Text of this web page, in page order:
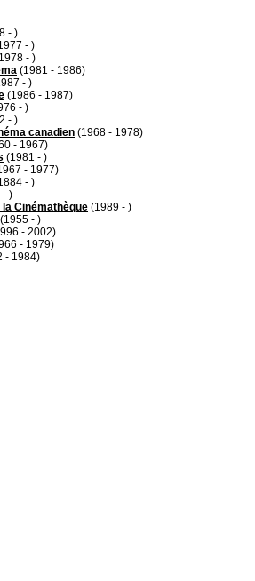
- )
- )
- )
(1981 - 1986)
- )
(1986 - 1987)
- )
- )
canadien (1968 - 1978)
- 1967)
(1981 - )
- 1977)
- )
- )
la Cinémathèque (1989 - )
(1955 - )
- 2002)
- 1979)
- 1984)